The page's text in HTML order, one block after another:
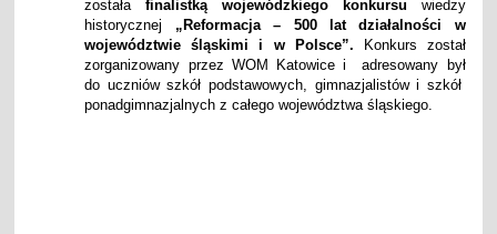
zostałafinalistką wojewódzkiego konkursu wiedzy
historycznej „Reformacja – 500 lat działalności w
województwie śląskimi i w Polsce”.
Konkurs został
zorganizowany przez WOM Katowice i adresowany był
do uczniów szkół podstawowych, gimnazjalistów i szkół
ponadgimnazjalnych z całego województwa śląskiego.